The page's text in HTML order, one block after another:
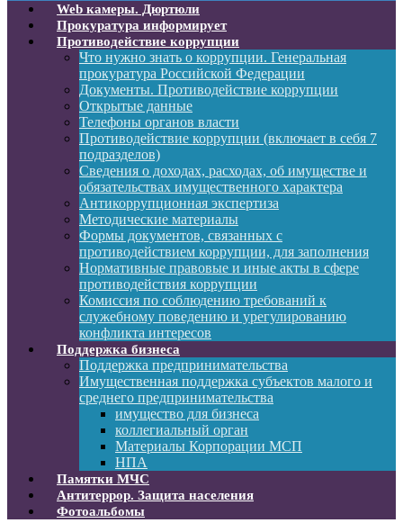
Web камеры. Дюртюли
Прокуратура информирует
Противодействие коррупции
Что нужно знать о коррупции. Генеральная
прокуратура Российской Федерации
Документы. Противодействие коррупции
Открытые данные
Телефоны органов власти
Противодействие коррупции (включает в себя 7
подразделов)
Сведения о доходах, расходах, об имуществе и
обязательствах имущественного характера
Антикоррупционная экспертиза
Методические материалы
Формы документов, связанных с
противодействием коррупции, для заполнения
Нормативные правовые и иные акты в сфере
противодействия коррупции
Комиссия по соблюдению требований к
служебному поведению и урегулированию
конфликта интересов
Поддержка бизнеса
Поддержка предпринимательства
Имущественная поддержка субъектов малого и
среднего предпринимательства
имущество для бизнеса
коллегиальный орган
Материалы Корпорации МСП
НПА
Памятки МЧС
Антитеррор. Защита населения
Фотоальбомы